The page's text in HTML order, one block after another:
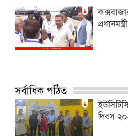
প্রধানমন্ত্রী
সর্বাধিক পঠিত
দিবস